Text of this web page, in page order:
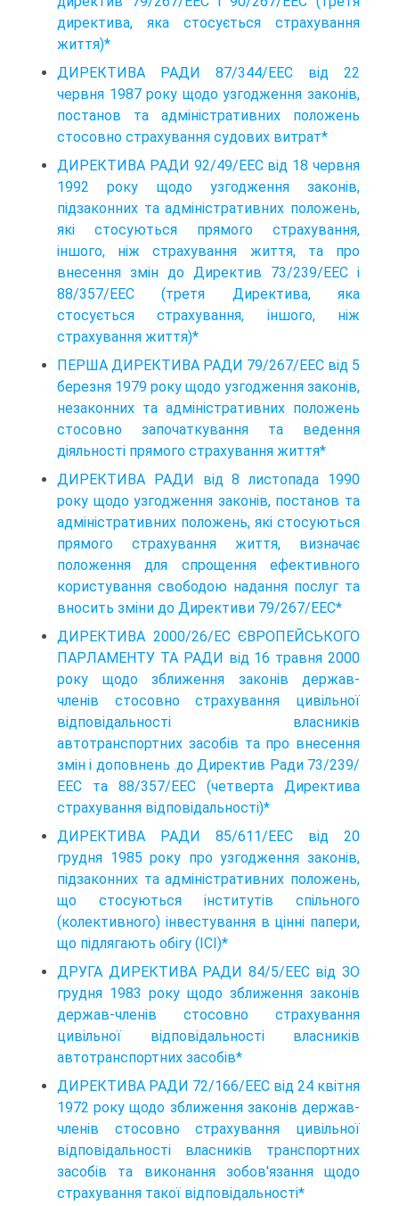
директива, яка стосується страхування
життя)*
ДИРЕКТИВА РАДИ 87/344/ЕЕС від 22
червня 1987 року щодо узгодження законів,
постанов та адміністративних положень
стосовно страхування судових витрат*
ДИРЕКТИВА РАДИ 92/49/ЕЕС від 18 червня
1992 року щодо узгодження законів,
підзаконних та адміністративних положень,
які стосуються прямого страхування,
іншого, ніж страхування життя, та про
внесення змін до Директив 73/239/ЕЕС і
88/357/ЕЕС (третя Директива, яка
стосується страхування, іншого, ніж
страхування життя)*
ПЕРША ДИРЕКТИВА РАДИ 79/267/ЕЕС від 5
березня 1979 року щодо узгодження законів,
незаконних та адміністративних положень
стосовно започаткування та ведення
діяльності прямого страхування життя*
ДИРЕКТИВА РАДИ від 8 листопада 1990
року щодо узгодження законів, постанов та
адміністративних положень, які стосуються
прямого страхування життя, визначає
положення для спрощення ефективного
користування свободою надання послуг та
вносить зміни до Директиви 79/267/ЕЕС*
ДИРЕКТИВА 2000/26/ЕС ЄВРОПЕЙСЬКОГО
ПАРЛАМЕНТУ ТА РАДИ від 16 травня 2000
року щодо зближення законів держав-
членів стосовно страхування цивільної
відповідальності власників
автотранспортних засобів та про внесення
змін і доповнень .до Директив Ради 73/239/
ЕЕС та 88/357/ЕЕС (четверта Директива
страхування відповідальності)*
ДИРЕКТИВА РАДИ 85/611/ЕЕС від 20
грудня 1985 року про узгодження законів,
підзаконних та адміністративних положень,
що стосуються інститутів спільного
(колективного) інвестування в цінні папери,
що підлягають обігу (ІСІ)*
ДРУГА ДИРЕКТИВА РАДИ 84/5/ЕЕС від ЗО
грудня 1983 року щодо зближення законів
держав-членів стосовно страхування
цивільної відповідальності власників
автотранспортних засобів*
ДИРЕКТИВА РАДИ 72/166/ЕЕС від 24 квітня
1972 року щодо зближення законів держав-
членів стосовно страхування цивільної
відповідальності власників транспортних
засобів та виконання зобов'язання щодо
страхування такої відповідальності*